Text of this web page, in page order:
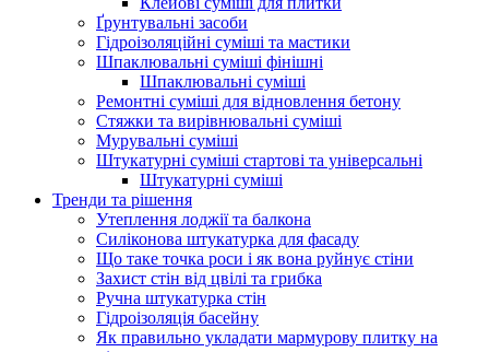
Ґрунтувальні засоби
Гідроізоляційні суміші та мастики
Шпаклювальні суміші фінішні
Шпаклювальні суміші
Ремонтні суміші для відновлення бетону
Стяжки та вирівнювальні суміші
Мурувальні суміші
Штукатурні суміші стартові та універсальні
Штукатурні суміші
Тренди та рішення
Утеплення лоджії та балкона
Силіконова штукатурка для фасаду
Що таке точка роси і як вона руйнує стіни
Захист стін від цвілі та грибка
Ручна штукатурка стін
Гідроізоляція басейну
Як правильно укладати мармурову плитку на